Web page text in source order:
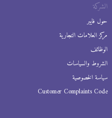
الشركة
حول فايبر
مركز العلامات التجارية
الوظائف
الشروط والسياسات
سياسة الخصوصية
Customer Complaints Code